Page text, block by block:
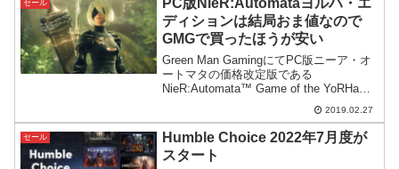
セール
PC版NieR:Automataヨルハ・エ
ディションは結局おま値なので
GMGで買ったほうが安い
Green Man GamingにてPC版ニーア・オ
ートマタの価格改定版である
NieR:Automata™ Game of the YoRHa
Edition(ヨルハ・エディション)がVIP会員
向けに20%OFFになっています。
2019.02.27
セール
Humble Choice 2022年7月度が
スタート